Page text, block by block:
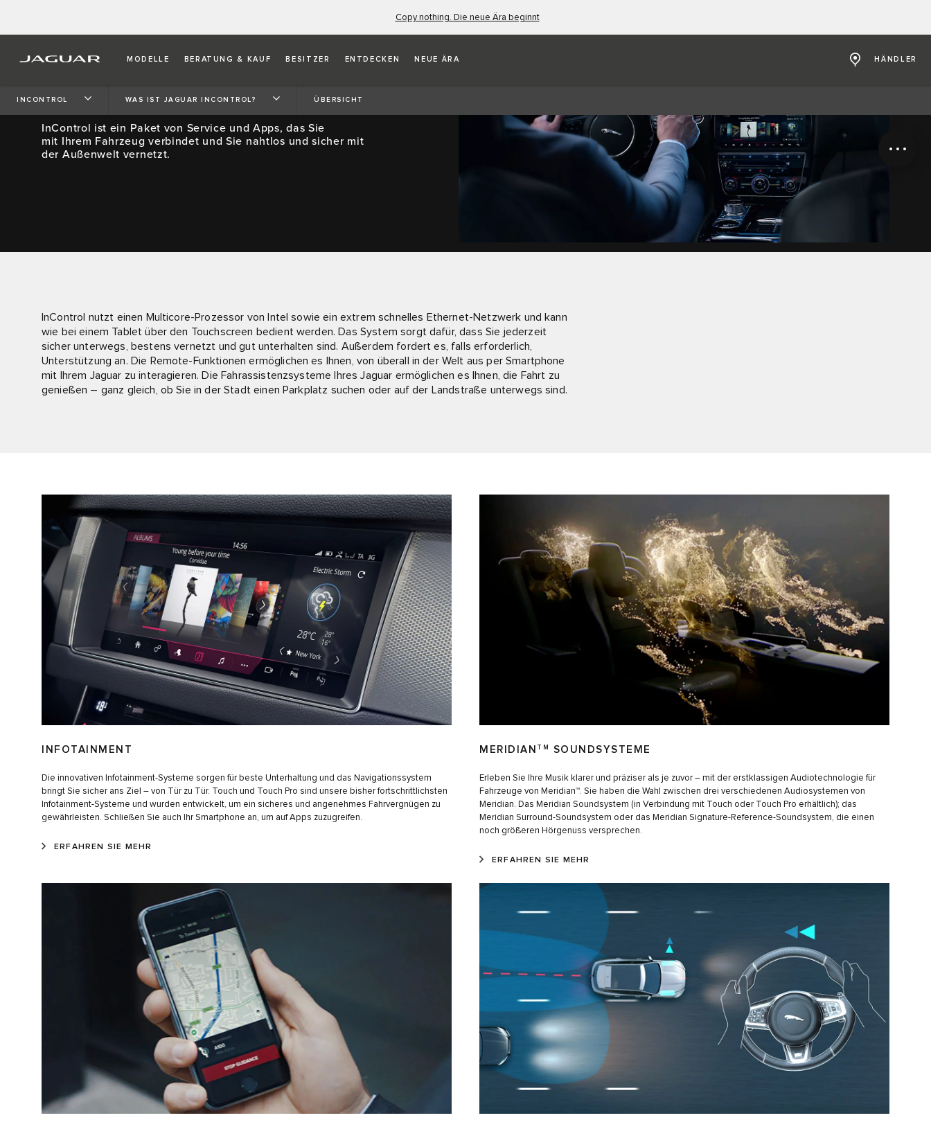
Copy nothing. Die neue Ära beginnt
MODELLE BERATUNG & KAUF BESITZER ENTDECKEN NEUE ÄRA HÄNDLER
INCONTROL WAS IST JAGUAR INCONTROL? ÜBERSICHT
WAS IST JAGUAR INCONTROL?
InControl ist ein Paket von Service und Apps, das Sie
mit Ihrem Fahrzeug verbindet und Sie nahtlos und sicher mit
der Außenwelt vernetzt.
InControl nutzt einen Multicore-Prozessor von Intel sowie ein extrem schnelles Ethernet-Netzwerk und kann
wie bei einem Tablet über den Touchscreen bedient werden. Das System sorgt dafür, dass Sie jederzeit
sicher unterwegs, bestens vernetzt und gut unterhalten sind. Außerdem fordert es, falls erforderlich,
Unterstützung an. Die Remote-Funktionen ermöglichen es Ihnen, von überall in der Welt aus per Smartphone
mit Ihrem Jaguar zu interagieren. Die Fahrassistenzsysteme Ihres Jaguar ermöglichen es Ihnen, die Fahrt zu
genießen – ganz gleich, ob Sie in der Stadt einen Parkplatz suchen oder auf der Landstraße unterwegs sind.
INFOTAINMENT
Die innovativen Infotainment-Systeme sorgen für beste Unterhaltung und das Navigationssystem
bringt Sie sicher ans Ziel – von Tür zu Tür. Touch und Touch Pro sind unsere bisher fortschrittlichsten
Infotainment-Systeme und wurden entwickelt, um ein sicheres und angenehmes Fahrvergnügen zu
gewährleisten. Schließen Sie auch Ihr Smartphone an, um auf Apps zuzugreifen.
ERFAHREN SIE MEHR
MERIDIAN TM SOUNDSYSTEME
Erleben Sie Ihre Musik klarer und präziser als je zuvor – mit der erstklassigen Audiotechnologie für
Fahrzeuge von Meridian™. Sie haben die Wahl zwischen drei verschiedenen Audiosystemen von
Meridian. Das Meridian Soundsystem (in Verbindung mit Touch oder Touch Pro erhältlich); das
Meridian Surround-Soundsystem oder das Meridian Signature-Reference-Soundsystem, die einen
noch größeren Hörgenuss versprechen.
ERFAHREN SIE MEHR